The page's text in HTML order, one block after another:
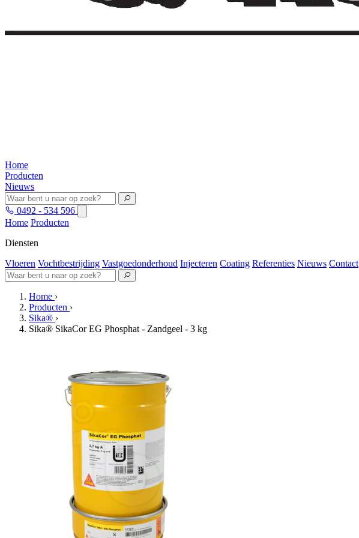
Home
Producten
Nieuws
0492 - 534 596
Home Producten
Diensten
Vloeren Vochtbestrijding Vastgoedonderhoud Injecteren Coating Referenties Nieuws Contact
Home ›
Producten ›
Sika® ›
Sika® SikaCor EG Phosphat - Zandgeel - 3 kg